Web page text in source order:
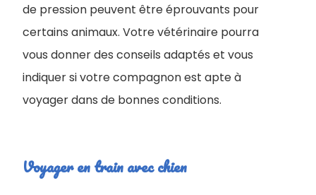
de pression peuvent être éprouvants pour
certains animaux. Votre vétérinaire pourra
vous donner des conseils adaptés et vous
indiquer si votre compagnon est apte à
voyager dans de bonnes conditions.
Voyager en train avec chien